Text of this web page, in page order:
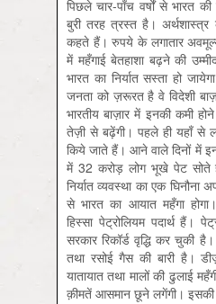
पिछले चार-पाँच वर्षों से भारत
बुरी तरह त्रस्त है। अर्थशास्त्र
कहते हैं। रुपये के लगातार
में महँगाई बेतहाशा बढ़ने की
भारत का निर्यात सस्ता हो
जनता को ज़रूरत है वे विदेशी
भारतीय बाज़ार में इनकी कमी
तेज़ी से बढ़ेंगी। पहले ही यहाँ से
किये जाते हैं। आने वाले दिनों में
में 32 करोड़ लोग भूखे पेट सोते
निर्यात व्यवस्था का एक
से भारत का आयात महँगा
हिस्सा पेट्रोलियम पदार्थ हैं।
सरकार रिकॉर्ड वृद्धि कर चुकी
तथा रसोई गैस की बारी है।
यातायात तथा मालों की ढुलाई
क़ीमतें आसमान छूने लगेंगी।